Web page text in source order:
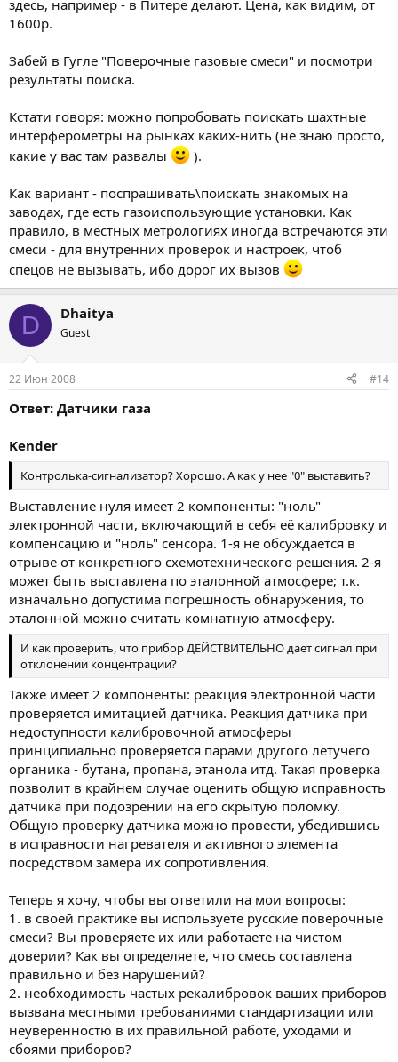
здесь, например - в Питере делают. Цена, как видим, от
1600р.
Забей в Гугле "Поверочные газовые смеси" и посмотри
результаты поиска.
Кстати говоря: можно попробовать поискать шахтные
интерферометры на рынках каких-нить (не знаю просто,
какие у вас там развалы
).
Как вариант - поспрашивать\поискать знакомых на
заводах, где есть газоиспользующие установки. Как
правило, в местных метрологиях иногда встречаются эти
смеси - для внутренних проверок и настроек, чтоб
спецов не вызывать, ибо дорог их вызов
D Dhaitya
Guest
22 Июн 2008 #14
Ответ: Датчики газа
Kender
Контролька-сигнализатор? Хорошо. А как у нее "0" выставить?
Выставление нуля имеет 2 компоненты: "ноль"
электронной части, включающий в себя её калибровку и
компенсацию и "ноль" сенсора. 1-я не обсуждается в
отрыве от конкретного схемотехнического решения. 2-я
может быть выставлена по эталонной атмосфере; т.к.
изначально допустима погрешность обнаружения, то
эталонной можно считать комнатную атмосферу.
И как проверить, что прибор ДЕЙСТВИТЕЛЬНО дает сигнал при
отклонении концентрации?
Также имеет 2 компоненты: реакция электронной части
проверяется имитацией датчика. Реакция датчика при
недоступности калибровочной атмосферы
принципиально проверяется парами другого летучего
органика - бутана, пропана, этанола итд. Такая проверка
позволит в крайнем случае оценить общую исправность
датчика при подозрении на его скрытую поломку.
Общую проверку датчика можно провести, убедившись
в исправности нагревателя и активного элемента
посредством замера их сопротивления.
Теперь я хочу, чтобы вы ответили на мои вопросы:
1. в своей практике вы используете русские поверочные
смеси? Вы проверяете их или работаете на чистом
доверии? Как вы определяете, что смесь составлена
правильно и без нарушений?
2. необходимость частых рекалибровок ваших приборов
вызвана местными требованиями стандартизации или
неуверенностю в их правильной работе, уходами и
сбоями приборов?